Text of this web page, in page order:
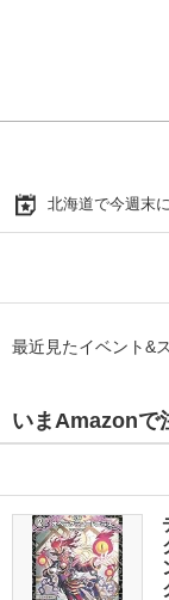
北海道で今週末
最近見たイベント&
いまAmazonで